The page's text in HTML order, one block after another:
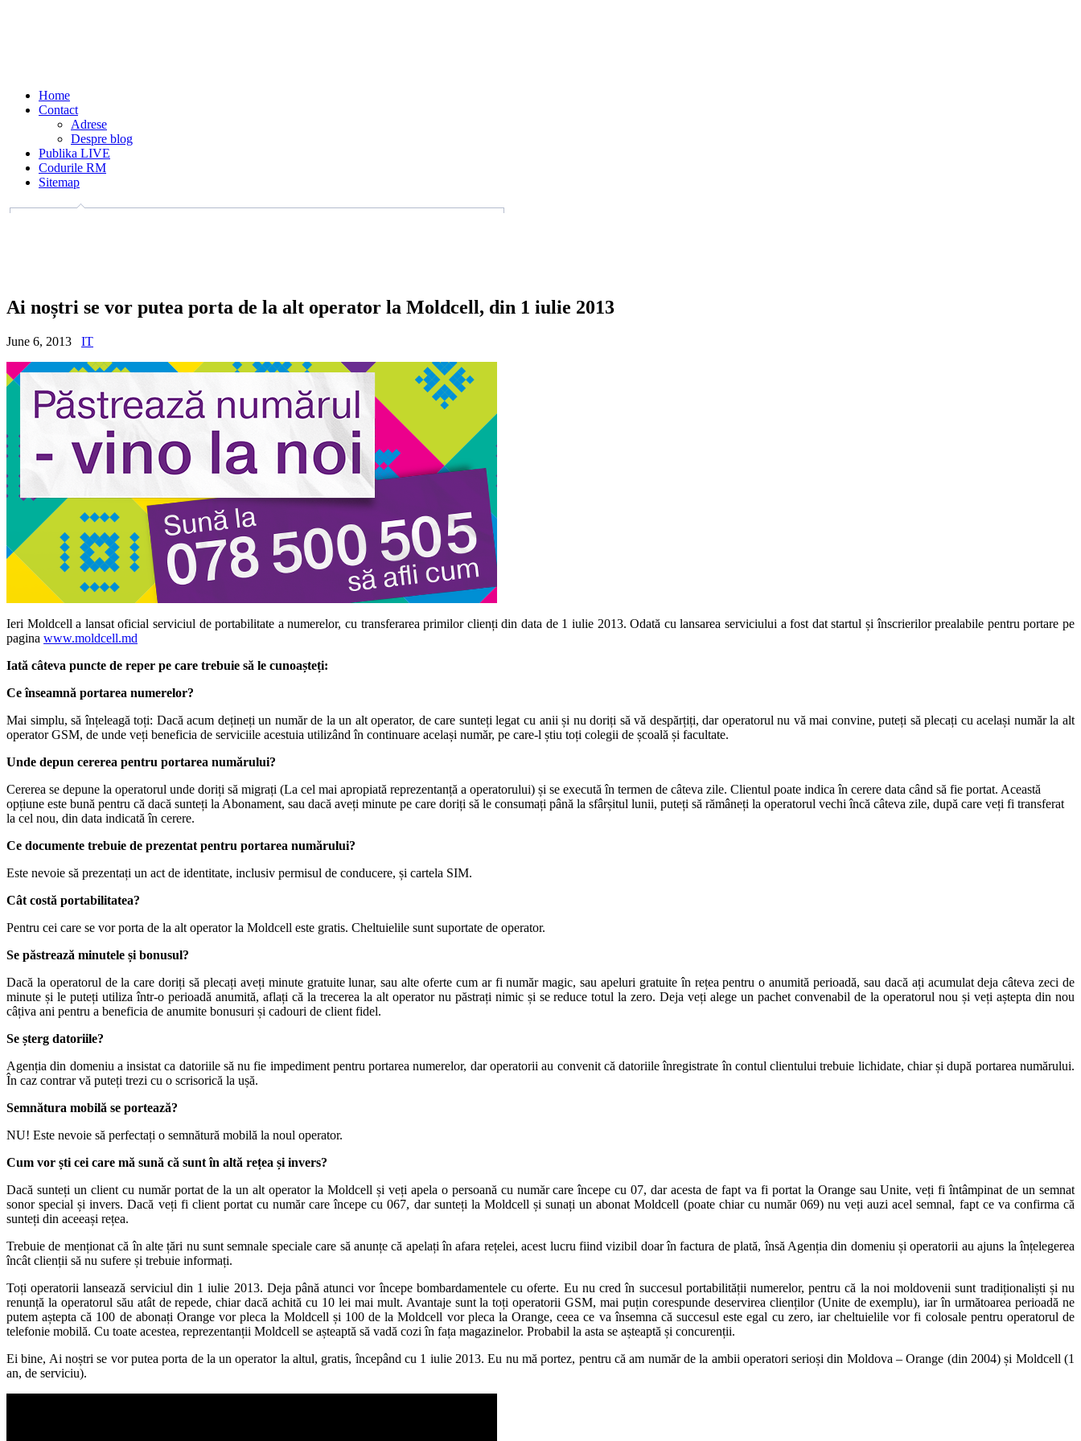
Home
Contact
Adrese
Despre blog
Publika LIVE
Codurile RM
Sitemap
Ai noștri se vor putea porta de la alt operator la Moldcell, din 1 iulie 2013
June 6, 2013 IT
Ieri Moldcell a lansat oficial serviciul de portabilitate a numerelor, cu transferarea primilor clienți din data de 1 iulie 2013. Odată cu lansarea serviciului a fost dat startul și înscrierilor prealabile pentru portare pe
pagina www.moldcell.md
Iată câteva puncte de reper pe care trebuie să le cunoașteți:
Ce înseamnă portarea numerelor?
Mai simplu, să înțeleagă toți: Dacă acum dețineți un număr de la un alt operator, de care sunteți legat cu anii și nu doriți să vă despărțiți, dar operatorul nu vă mai convine, puteți să plecați cu același număr la alt
operator GSM, de unde veți beneficia de serviciile acestuia utilizând în continuare același număr, pe care-l știu toți colegii de școală și facultate.
Unde depun cererea pentru portarea numărului?
Cererea se depune la operatorul unde doriți să migrați (La cel mai apropiată reprezentanță a operatorului) și se execută în termen de câteva zile. Clientul poate indica în cerere data când să fie portat. Această
opțiune este bună pentru că dacă sunteți la Abonament, sau dacă aveți minute pe care doriți să le consumați până la sfârșitul lunii, puteți să rămâneți la operatorul vechi încă câteva zile, după care veți fi transferat
la cel nou, din data indicată în cerere.
Ce documente trebuie de prezentat pentru portarea numărului?
Este nevoie să prezentați un act de identitate, inclusiv permisul de conducere, și cartela SIM.
Cât costă portabilitatea?
Pentru cei care se vor porta de la alt operator la Moldcell este gratis. Cheltuielile sunt suportate de operator.
Se păstrează minutele și bonusul?
Dacă la operatorul de la care doriți să plecați aveți minute gratuite lunar, sau alte oferte cum ar fi număr magic, sau apeluri gratuite în rețea pentru o anumită perioadă, sau dacă ați acumulat deja câteva zeci de
minute și le puteți utiliza într-o perioadă anumită, aflați că la trecerea la alt operator nu păstrați nimic și se reduce totul la zero. Deja veți alege un pachet convenabil de la operatorul nou și veți aștepta din nou
câțiva ani pentru a beneficia de anumite bonusuri și cadouri de client fidel.
Se șterg datoriile?
Agenția din domeniu a insistat ca datoriile să nu fie impediment pentru portarea numerelor, dar operatorii au convenit că datoriile înregistrate în contul clientului trebuie lichidate, chiar și după portarea numărului.
În caz contrar vă puteți trezi cu o scrisorică la ușă.
Semnătura mobilă se portează?
NU! Este nevoie să perfectați o semnătură mobilă la noul operator.
Cum vor ști cei care mă sună că sunt în altă rețea și invers?
Dacă sunteți un client cu număr portat de la un alt operator la Moldcell și veți apela o persoană cu număr care începe cu 07, dar acesta de fapt va fi portat la Orange sau Unite, veți fi întâmpinat de un semnat
sonor special și invers. Dacă veți fi client portat cu număr care începe cu 067, dar sunteți la Moldcell și sunați un abonat Moldcell (poate chiar cu număr 069) nu veți auzi acel semnal, fapt ce va confirma că
sunteți din aceeași rețea.
Trebuie de menționat că în alte țări nu sunt semnale speciale care să anunțe că apelați în afara rețelei, acest lucru fiind vizibil doar în factura de plată, însă Agenția din domeniu și operatorii au ajuns la înțelegerea
încât clienții să nu sufere și trebuie informați.
Toți operatorii lansează serviciul din 1 iulie 2013. Deja până atunci vor începe bombardamentele cu oferte. Eu nu cred în succesul portabilității numerelor, pentru că la noi moldovenii sunt tradiționaliști și nu
renunță la operatorul său atât de repede, chiar dacă achită cu 10 lei mai mult. Avantaje sunt la toți operatorii GSM, mai puțin corespunde deservirea clienților (Unite de exemplu), iar în următoarea perioadă ne
putem aștepta că 100 de abonați Orange vor pleca la Moldcell și 100 de la Moldcell vor pleca la Orange, ceea ce va însemna că succesul este egal cu zero, iar cheltuielile vor fi colosale pentru operatorul de
telefonie mobilă. Cu toate acestea, reprezentanții Moldcell se așteaptă să vadă cozi în fața magazinelor. Probabil la asta se așteaptă și concurenții.
Ei bine, Ai noștri se vor putea porta de la un operator la altul, gratis, începând cu 1 iulie 2013. Eu nu mă portez, pentru că am număr de la ambii operatori serioși din Moldova – Orange (din 2004) și Moldcell (1
an, de serviciu).